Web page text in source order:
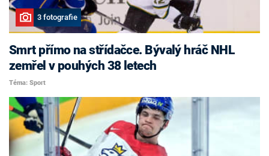
3 fotografie
Smrt přímo na střídačce. Bývalý hráč NHL
zemřel v pouhých 38 letech
Téma: Sport